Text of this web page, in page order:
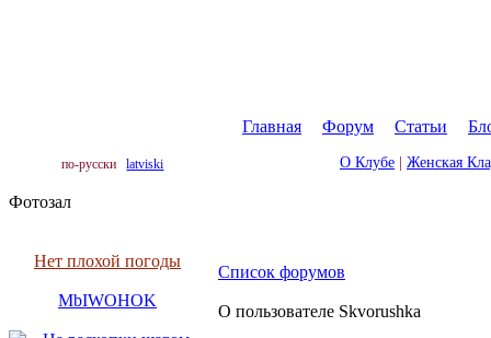
Главная Форум Статьи
по-русски latviski О Клубе Женская
Фотозал
Нет плохой погоды
MbIWOHOK
Список форумов
О пользователе Skvorushka